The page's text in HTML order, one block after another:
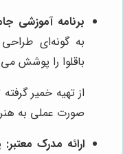
برنامه آموزشی
به گونه‌ای
باقلوا را پوشش
از تهیه خمیر
صورت عملی به
ارائه مدرک معتبر: